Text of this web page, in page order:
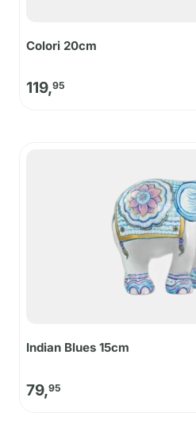
Colori 20cm
119,95
Indian Blues 15cm
79,95